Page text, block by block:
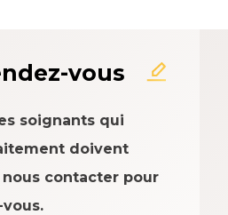
vous
soignants qui
doivent
contacter pour